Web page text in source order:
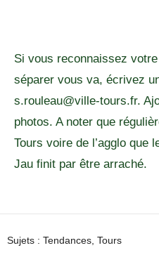
Si vous reconnaissez
séparer vous va, écrivez
s.rouleau@ville-tours.fr.
photos. A noter que
Tours voire de l’agglo que
Jau finit par être arraché.
Sujets : Tendances Tours